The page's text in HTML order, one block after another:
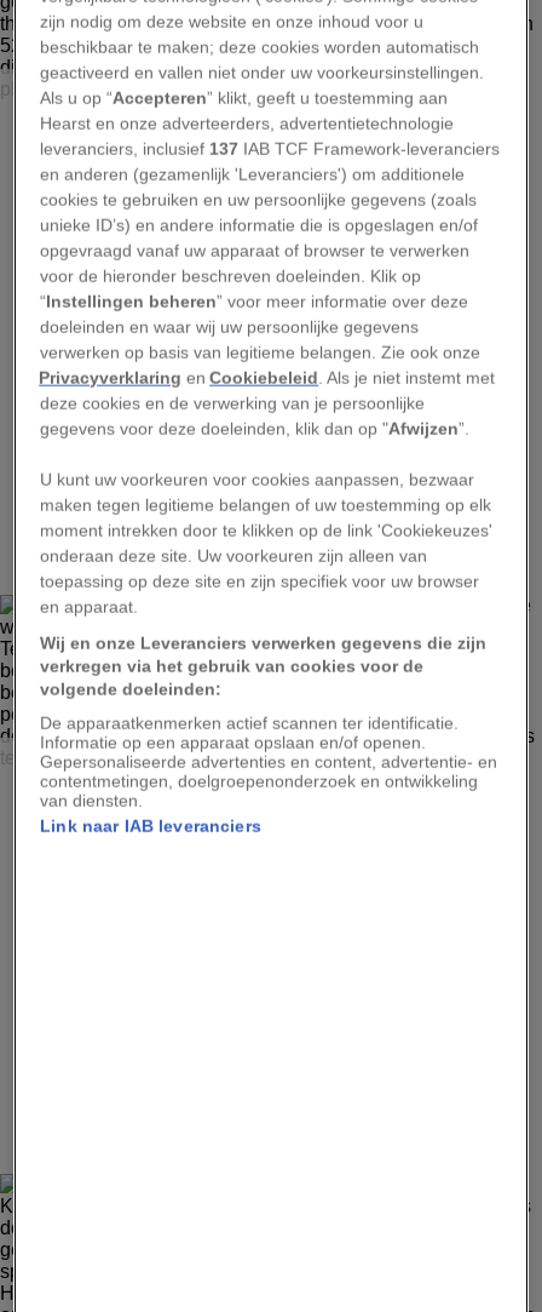
NOPPASIN WONGCHUM, ALAMY
Wat Benchamabophit, Thailand De Wat Benchamabophit-
tempel van Bangkok was voltooid in 1911 en bestond
volledig uit geïmporteerd carraramarmer uit Italië. Op het
gebrandschilderde glas in de boogvensters zijn Thaise
thepanom, oftewel engelen, afgebeeld. In de tempelgalerij
staan 52 boeddhabeelden op afzonderlijke zuilen. Zij
tonen de diversiteit van de boeddha-iconen uit
verschillende tijden en plaatsen.
Advertentie - Lees hieronder verder
3
IMAGE BROKER, ALAMY
Seiganto-Ji, Japan Op een steenworp afstand van de
grootste waterval van Japan ligt Seiganto-ji, een door
bossen omgeven Tendaiheiligdom. Dit is een
zijn nodig om deze website en onze inhoud voor u
beschikbaar te maken; deze cookies worden automatisch
geactiveerd en vallen niet onder uw voorkeursinstellingen.
Als u op “Accepteren” klikt, geeft u toestemming aan
Hearst en onze adverteerders, advertentietechnologie
leveranciers, inclusief 137 IAB TCF Framework-leveranciers
en anderen (gezamenlijk 'Leveranciers') om additionele
cookies te gebruiken en uw persoonlijke gegevens (zoals
unieke ID’s) en andere informatie die is opgeslagen en/of
opgevraagd vanaf uw apparaat of browser te verwerken
voor de hieronder beschreven doeleinden. Klik op
“Instellingen beheren” voor meer informatie over deze
doeleinden en waar wij uw persoonlijke gegevens
verwerken op basis van legitieme belangen. Zie ook onze
Privacyverklaring enCookiebeleid. Als je niet instemt met
deze cookies en de verwerking van je persoonlijke
gegevens voor deze doeleinden, klik dan op "Afwijzen”.
U kunt uw voorkeuren voor cookies aanpassen, bezwaar
maken tegen legitieme belangen of uw toestemming op elk
moment intrekken door te klikken op de link 'Cookiekeuzes'
onderaan deze site. Uw voorkeuren zijn alleen van
toepassing op deze site en zijn specifiek voor uw browser
en apparaat.
Wij en onze Leveranciers verwerken gegevens die zijn
verkregen via het gebruik van cookies voor de
volgende doeleinden:
De apparaatkenmerken actief scannen ter identificatie.
Informatie op een apparaat opslaan en/of openen.
Gepersonaliseerde advertenties en content, advertentie- en
contentmetingen, doelgroepenonderzoek en ontwikkeling
van diensten.
Link naar IAB leveranciers